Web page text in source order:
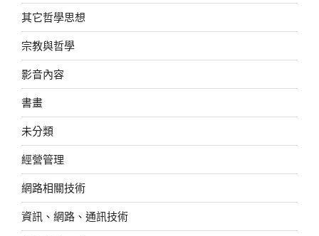
其它哲學思想
宗教與哲學
影音內容
書畫
未分類
經營管理
網路相關技術
資訊、網路、通訊技術